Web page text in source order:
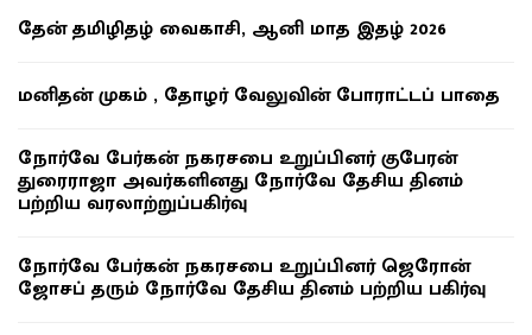
தேன் தமிழிதழ் வைகாசி, ஆனி மாத இதழ் 2026
மனிதன் முகம் , தோழர் வேலுவின் போராட்டப் பாதை
நோர்வே பேர்கன் நகரசபை உறுப்பினர் குபேரன்
துரைராஜா அவர்களினது நோர்வே தேசிய தினம்
பற்றிய வரலாற்றுப்பகிர்வு
நோர்வே பேர்கன் நகரசபை உறுப்பினர் ஜெரோன்
ஜோசப் தரும் நோர்வே தேசிய தினம் பற்றிய பகிர்வு